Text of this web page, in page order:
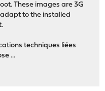
These images are 3G
to the installed
techniques liées
...